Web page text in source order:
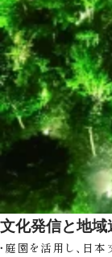
文化発信と地域
・庭園を活用し、日